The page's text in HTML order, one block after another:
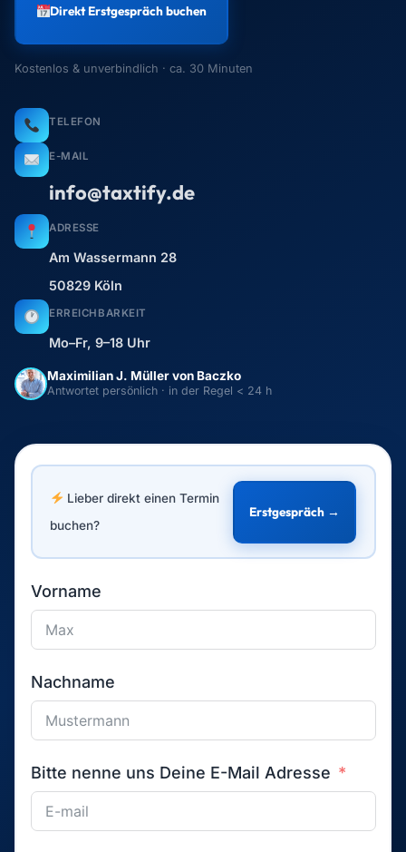
Direkt Erstgespräch buchen
Kostenlos & unverbindlich · ca. 30 Minuten
TELEFON
E-MAIL
info@taxtify.de
ADRESSE
Am Wassermann 28
50829 Köln
ERREICHBARKEIT
Mo–Fr, 9–18 Uhr
Maximilian J. Müller von Baczko
Antwortet persönlich · in der Regel < 24 h
Lieber direkt einen Termin
buchen?
Erstgespräch →
Vorname
Nachname
Bitte nenne uns Deine E-Mail Adresse